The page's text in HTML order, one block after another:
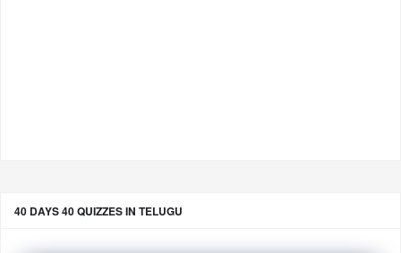
40 DAYS 40 QUIZZES IN TELUGU